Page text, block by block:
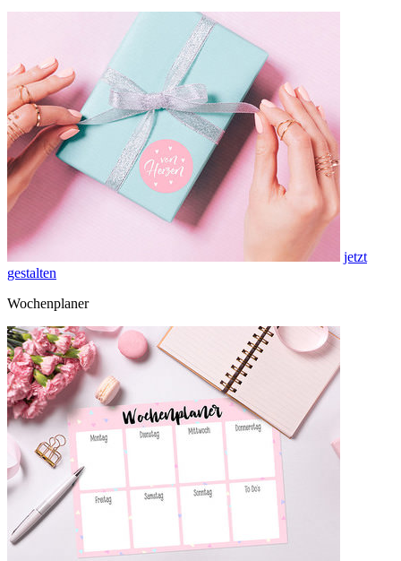
jetzt
gestalten
Wochenplaner